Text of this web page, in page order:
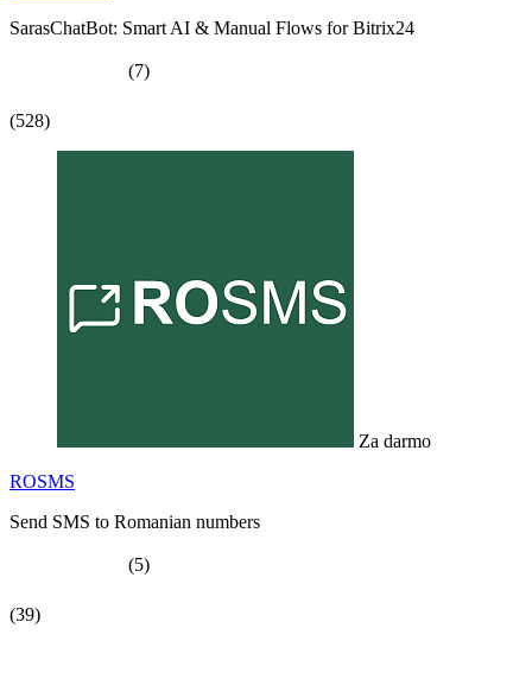
SarasChatBot: Smart AI & Manual Flows for Bitrix24
(7)
(528)
Za darmo
ROSMS
Send SMS to Romanian numbers
(5)
(39)